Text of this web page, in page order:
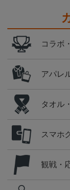
コラボ
アパレ
タオル
スマホ
観戦・